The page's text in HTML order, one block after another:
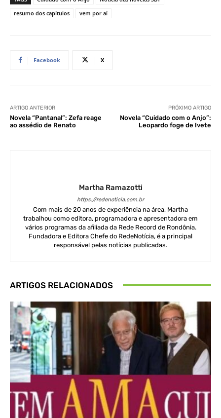
resumo dos capítulos
vem por aí
Facebook X
ARTIGO ANTERIOR
Novela “Pantanal”: Zefa reage
ao assédio de Renato
PRÓXIMO ARTIGO
Novela “Cuidado com o Anjo”:
Leopardo foge de Ivete
Martha Ramazotti
https://redenoticia.com.br
Com mais de 20 anos de experiência na área, Martha
trabalhou como editora, programadora e apresentadora em
vários programas da afiliada da Rede Record de Rondônia.
Fundadora e Editora Chefe do RedeNotícia, é a principal
responsável pelas notícias publicadas.
ARTIGOS RELACIONADOS